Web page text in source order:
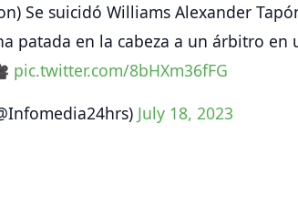
Se suicidó Williams Alexander
patada en la cabeza a un árbitro en
pic.twitter.com/8bHXm36fFG
July 18, 2023